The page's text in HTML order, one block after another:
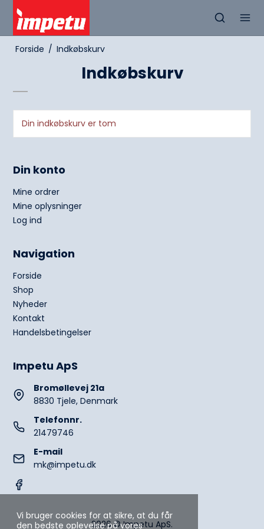
Vi bruger cookies for at sikre, at du får
den bedste oplevelse på vores
Forside / Indkøbskurv
Indkøbskurv
Din indkøbskurv er tom
Din konto
Mine ordrer
Mine oplysninger
Log ind
Navigation
Forside
Shop
Nyheder
Kontakt
Handelsbetingelser
Impetu ApS
Bromøllevej 21a
8830 Tjele, Denmark
Telefonnr.
21479746
E-mail
mk@impetu.dk
2026 © Impetu ApS.